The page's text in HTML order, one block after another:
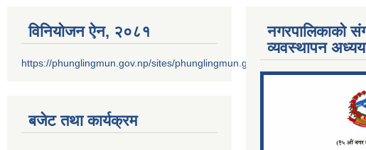
विनियोजन ऐन‚ २०८१
https://phunglingmun.gov.np/sites/phunglingmun.gov.np/files/documents/Al...
बजेट तथा कार्यक्रम
नगरपालिकाको
व्यवस्थापन